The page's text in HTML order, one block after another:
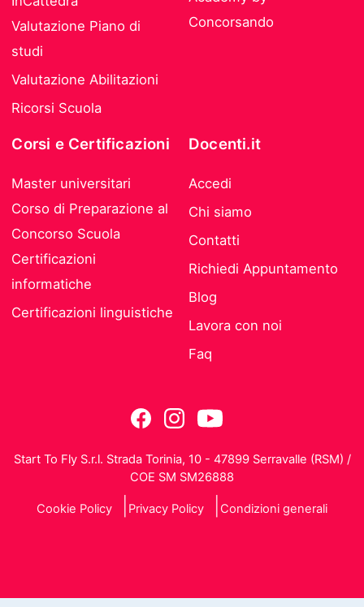
Valutazione Piano di
studi
Valutazione Abilitazioni
Ricorsi Scuola
Concorsando
Corsi e Certificazioni
Master universitari
Corso di Preparazione al
Concorso Scuola
Certificazioni
informatiche
Certificazioni linguistiche
Docenti.it
Accedi
Chi siamo
Contatti
Richiedi Appuntamento
Blog
Lavora con noi
Faq
Start To Fly S.r.l. Strada Torinia, 10 - 47899 Serravalle (RSM) /
COE SM SM26888
Cookie Policy Privacy Policy Condizioni generali